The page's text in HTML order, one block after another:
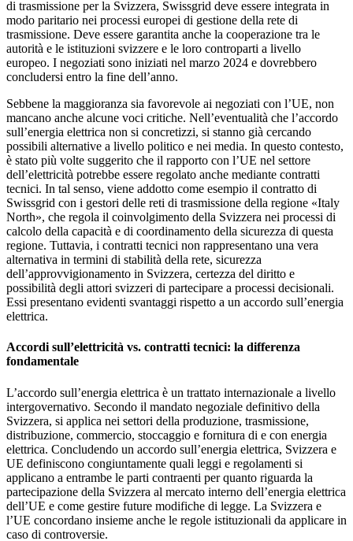
di trasmissione per la Svizzera, Swissgrid deve essere integrata in
modo paritario nei processi europei di gestione della rete di
trasmissione. Deve essere garantita anche la cooperazione tra le
autorità e le istituzioni svizzere e le loro controparti a livello
europeo. I negoziati sono iniziati nel marzo 2024 e dovrebbero
concludersi entro la fine dell’anno.
Sebbene la maggioranza sia favorevole ai negoziati con l’UE, non
mancano anche alcune voci critiche. Nell’eventualità che l’accordo
sull’energia elettrica non si concretizzi, si stanno già cercando
possibili alternative a livello politico e nei media. In questo contesto,
è stato più volte suggerito che il rapporto con l’UE nel settore
dell’elettricità potrebbe essere regolato anche mediante contratti
tecnici. In tal senso, viene addotto come esempio il contratto di
Swissgrid con i gestori delle reti di trasmissione della regione «Italy
North», che regola il coinvolgimento della Svizzera nei processi di
calcolo della capacità e di coordinamento della sicurezza di questa
regione. Tuttavia, i contratti tecnici non rappresentano una vera
alternativa in termini di stabilità della rete, sicurezza
dell’approvvigionamento in Svizzera, certezza del diritto e
possibilità degli attori svizzeri di partecipare a processi decisionali.
Essi presentano evidenti svantaggi rispetto a un accordo sull’energia
elettrica.
Accordi sull’elettricità vs. contratti tecnici: la differenza
fondamentale
L’accordo sull’energia elettrica è un trattato internazionale a livello
intergovernativo. Secondo il mandato negoziale definitivo della
Svizzera, si applica nei settori della produzione, trasmissione,
distribuzione, commercio, stoccaggio e fornitura di e con energia
elettrica. Concludendo un accordo sull’energia elettrica, Svizzera e
UE definiscono congiuntamente quali leggi e regolamenti si
applicano a entrambe le parti contraenti per quanto riguarda la
partecipazione della Svizzera al mercato interno dell’energia elettrica
dell’UE e come gestire future modifiche di legge. La Svizzera e
l’UE concordano insieme anche le regole istituzionali da applicare in
caso di controversie.